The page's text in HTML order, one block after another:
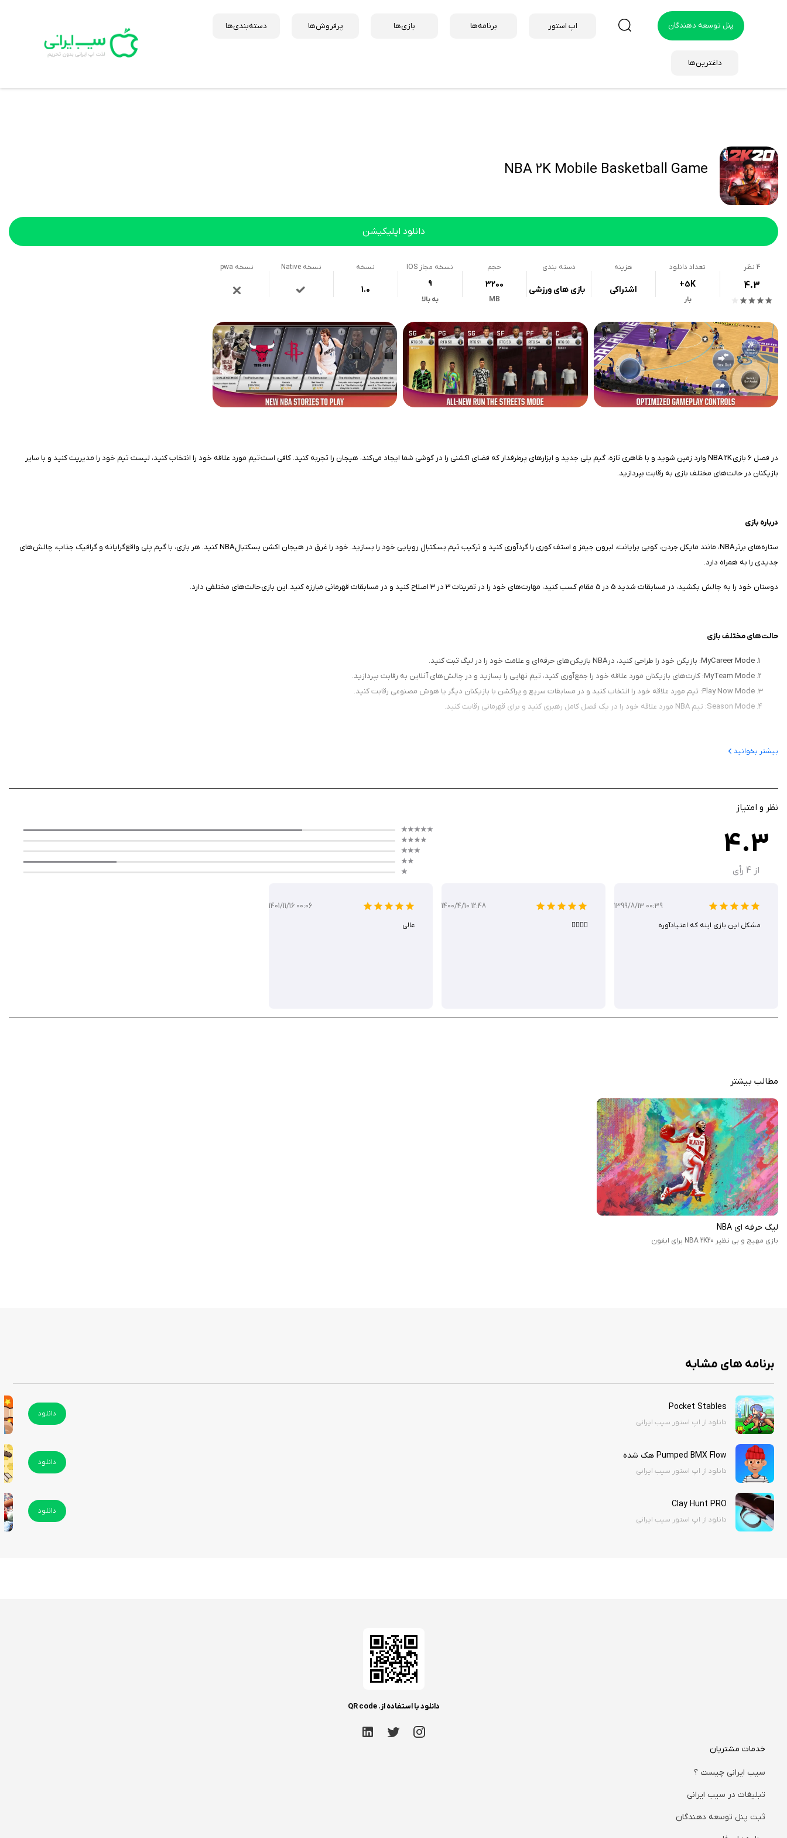
پنل توسعه دهندگان اپ استور برنامه‌ها بازی‌ها پرفروش‌ها دسته‌بندی‌ها
داغترین‌ها
NBA 2K Mobile Basketball Game
دانلود اپلیکیشن
4 نظر
4.3
تعداد دانلود
+5K
بار
هزینه
اشتراکی
دسته بندی
بازی های ورزشی
حجم
3200
MB
نسخه مجاز IOS
9
به بالا
نسخه
1.0
نسخه Native نسخه pwa
در فصل 6 بازی NBA 2K وارد زمین شوید و با ظاهری تازه، گیم پلی جدید و ابزارهای پرطرفدار که فضای اکشنی را در گوشی شما ایجاد می‌کند، هیجان را تجربه کنید. کافی است تیم مورد علاقه خود را انتخاب کنید، لیست تیم خود را مدیریت کنید و با سایر
بازیکنان در حالت‌های مختلف بازی به رقابت بپردازید.
درباره بازی
ستاره‌های برتر NBA، مانند مایکل جردن، کوبی برایانت، لبرون جیمز و استف کوری را گردآوری کنید و ترکیب تیم بسکتبال رویایی خود را بسازید. خود را غرق در هیجان اکشن بسکتبال NBA کنید. هر بازی، با گیم پلی واقع‌گرایانه و گرافیک جذاب، چالش‌های
جدیدی را به همراه دارد.
دوستان خود را به چالش بکشید، در مسابقات شدید 5 در 5 مقام کسب کنید، مهارت‌های خود را در تمرینات 3 در 3 اصلاح کنید و در مسابقات قهرمانی مبارزه کنید. این بازی حالت‌های مختلفی دارد.
حالت‌های مختلف بازی
MyCareer Mode: بازیکن خود را طراحی کنید، در NBA بازیکن‌های حرفه‌ای و علامت خود را در لیگ ثبت کنید.
MyTeam Mode: کارت‌های بازیکنان مورد علاقه خود را جمع‌آوری کنید، تیم نهایی را بسازید و در چالش‌های آنلاین به رقابت بپردازید.
Play Now Mode: تیم مورد علاقه خود را انتخاب کنید و در مسابقات سریع و پراکشن با بازیکنان دیگر یا هوش مصنوعی رقابت کنید.
Season Mode: تیم NBA مورد علاقه خود را در یک فصل کامل رهبری کنید و برای قهرمانی رقابت کنید.
گیم پلی واقعی
تیم‌ها و بازیکنان مشهور: با تیم‌ها و بازیکنان NBA مورد علاقه خود، بازی کنید.
گیم پلی قابل تنظیم: سطح دشواری بازی را تنظیم کنید و تنظیمات کنترلی دلخواه خود را انتخاب کنید.
به‌روزرسانی‌های منظم: با به‌روزرسانی‌های مداوم بازی از تیم‌ها، بازیکنان و حالت‌های بازی جدید لذت ببرید.
بیشتر بخوانید
نظر و امتیاز
4.3
از 4 رأی
1399/8/13 00:39
مشكل اين بازى اينه كه اعتيادآوره
1400/4/10 12:48
👌🏻👌🏻
1401/11/16 00:06
عالی
مطالب بیشتر
لیگ حرفه ای NBA
بازی مهیج و بی نظیر NBA 2K20 برای ایفون
برنامه های مشابه
Pocket Stables
دانلود از اپ استور سیب ایرانی
دانلود
Pumped BMX Flow هک شده
دانلود از اپ استور سیب ایرانی
دانلود
Clay Hunt PRO
دانلود از اپ استور سیب ایرانی
دانلود
دانلود با استفاده از. QR code
خدمات مشتریان
سیب ایرانی چیست ؟
تبلیغات در سیب ایرانی
ثبت پنل توسعه دهندگان